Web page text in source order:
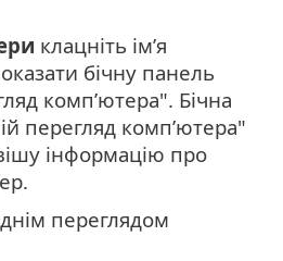
клацніть ім’я
бічну панель
комп’ютера". Бічна
перегляд комп’ютера"
інформацію про
переглядом